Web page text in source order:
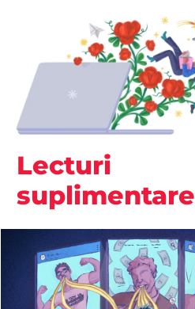
Lecturi
suplimentare